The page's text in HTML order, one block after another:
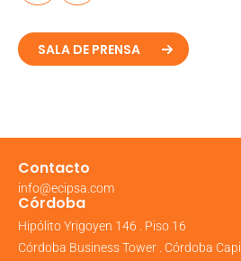
SALA DE PRENSA
Contacto
info@ecipsa.com
Córdoba
Hipólito Yrigoyen 146 . Piso 16
Córdoba Business Tower . Córdoba